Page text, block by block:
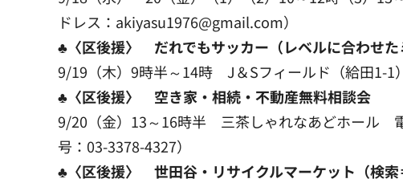
ドレス：akiyasu1976@gmail.com）
♣〈区後援〉 だれでもサッカー（レベルに合わせた
9/19（木）9時半～14時 J＆Sフィールド（給田1-1
♣〈区後援〉 空き家・相続・不動産無料相談会
9/20（金）13～16時半 三茶しゃれなあどホール
号：03-3378-4327）
♣〈区後援〉 世田谷・リサイクルマーケット（検索